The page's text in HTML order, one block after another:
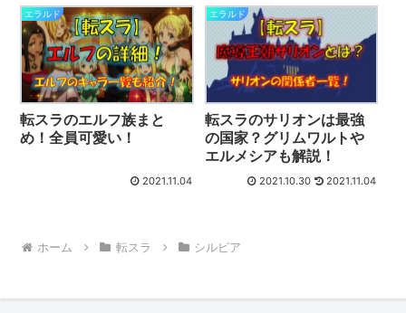
エラルド
転スラのエルフ族まと
め！全員可愛い！
2021.11.04
エラルド
転スラのサリオンは最強
の国家？グリムワルトや
エルメシアも解説！
2021.10.30 2021.11.04
ホーム 転スラ シルビア